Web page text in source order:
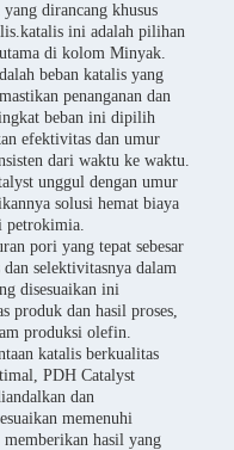
dirancang khusus
ini adalah pilihan
di kolom Minyak.
beban katalis yang
penanganan dan
beban ini dipilih
efektivitas dan umur
dari waktu ke waktu.
unggul dengan umur
solusi hemat biaya
petrokimia.
pori yang tepat sebesar
selektivitasnya dalam
disesuaikan ini
produk dan hasil proses,
produksi olefin.
katalis berkualitas
PDH Catalyst
dan
memenuhi
hasil yang